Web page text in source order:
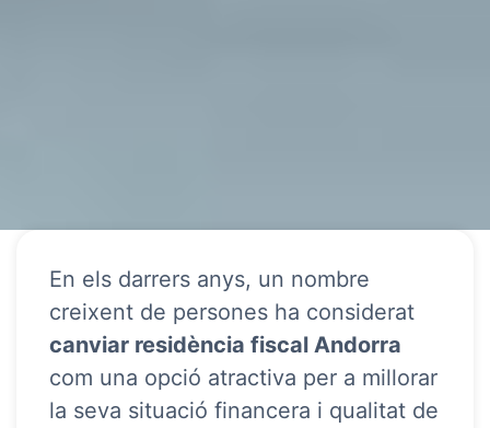
En els darrers anys, un nombre
creixent de persones ha considerat
canviar residència fiscal Andorra
com una opció atractiva per a millorar
la seva situació financera i qualitat de